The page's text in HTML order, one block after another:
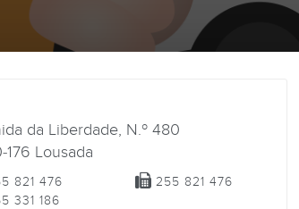
da Liberdade, N.º 480
176 Lousada
821 476
255 821 476
331 186